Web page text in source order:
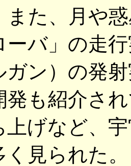
また、月や
ーバ」の走
ガン）の発
発も紹介さ
上げなど、
見られた。